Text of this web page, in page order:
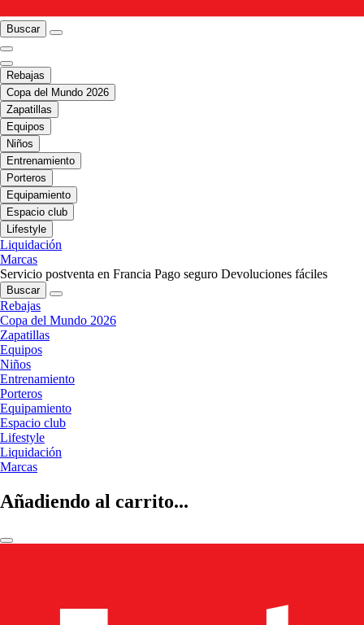
Buscar
Rebajas
Copa del Mundo 2026
Zapatillas
Equipos
Niños
Entrenamiento
Porteros
Equipamiento
Espacio club
Lifestyle
Liquidación
Marcas
Servicio postventa en Francia Pago seguro Devoluciones fáciles
Buscar
Rebajas
Copa del Mundo 2026
Zapatillas
Equipos
Niños
Entrenamiento
Porteros
Equipamiento
Espacio club
Lifestyle
Liquidación
Marcas
Añadiendo al carrito...